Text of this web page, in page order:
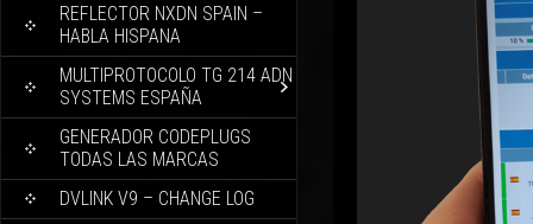
REFLECTOR NXDN SPAIN –
HABLA HISPANA
MULTIPROTOCOLO TG 214 ADN
SYSTEMS ESPAÑA
GENERADOR CODEPLUGS
TODAS LAS MARCAS
DVLINK V9 – CHANGE LOG